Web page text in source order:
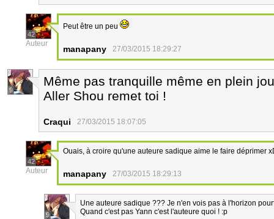
42
Auteur
Peut être un peu
manapany 27/03/2015 18:29:27
9
Même pas tranquille même en plein
Aller Shou remet toi !
Craqui 27/03/2015 18:07:05
42
Auteur
Ouais, à croire qu'une auteure sadique aime le faire déprimer
manapany 27/03/2015 18:29:13
9
Une auteure sadique ??? Je n'en vois pas à l'horizon
Quand c'est pas Yann c'est l'auteure quoi ! :p